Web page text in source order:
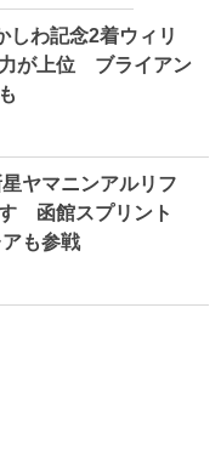
しわ記念2着ウィリ
が上位 ブライアン
ヤマニンアルリフ
函館スプリント
も参戦